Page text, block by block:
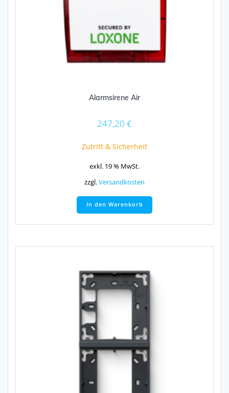
Alarmsirene Air
247,20 €
Zutritt & Sicherheit
exkl. 19 % MwSt.
zzgl.Versandkosten
In den Warenkorb